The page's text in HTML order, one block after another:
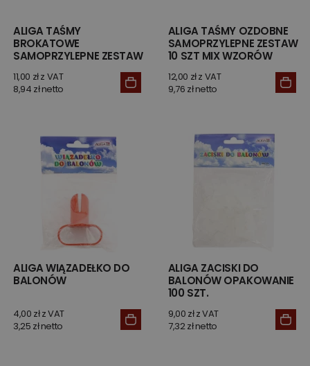
ALIGA TAŚMY
BROKATOWE
SAMOPRZYLEPNE ZESTAW
11,00 zł z VAT
8,94 zł netto
ALIGA TAŚMY OZDOBNE
SAMOPRZYLEPNE ZESTAW
10 SZT MIX WZORÓW
12,00 zł z VAT
9,76 zł netto
ALIGA WIĄZADEŁKO DO
BALONÓW
4,00 zł z VAT
3,25 zł netto
ALIGA ZACISKI DO
BALONÓW OPAKOWANIE
100 SZT.
9,00 zł z VAT
7,32 zł netto